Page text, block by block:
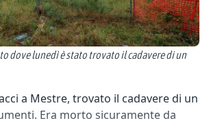
dove lunedì è stato trovato il cadavere di un
a Mestre, trovato il cadavere di un
Era morto sicuramente da